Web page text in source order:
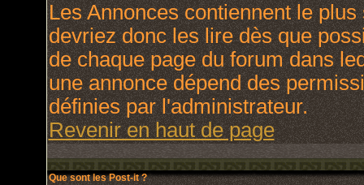
Les Annonces contiennent le
devriez donc les lire dès que
de chaque page du forum dans
une annonce dépend des
définies par l'administrateur.
Revenir en haut de page
Que sont les Post-it ?